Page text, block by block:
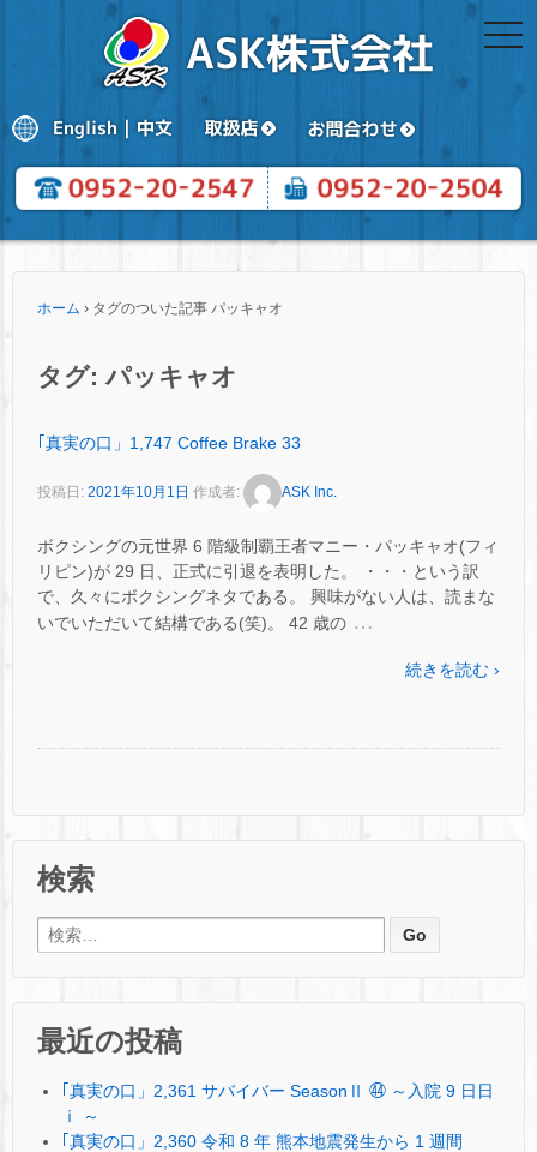
ホーム › タグのついた記事 パッキャオ
タグ:パッキャオ
｢真実の口」1,747 Coffee Brake 33
投稿日: 2021年10月1日 作成者: ASK Inc.
ボクシングの元世界 6 階級制覇王者マニー・パッキャオ(フィ
リピン)が 29 日、正式に引退を表明した。 ・・・という訳
で、久々にボクシングネタである。 興味がない人は、読まな
いでいただいて結構である(笑)。 42 歳の …
続きを読む ›
検索
検索:
最近の投稿
｢真実の口」2,361 サバイバー SeasonⅡ ㊹ ～入院 9 日日
ⅰ ～
｢真実の口」2,360 令和 8 年 熊本地震発生から 1 週間